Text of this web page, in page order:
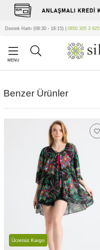
Destek Hattı (08:30 - 18:15) | 0850 305 3 925
Benzer Ürünler
Ücretsiz Kargo